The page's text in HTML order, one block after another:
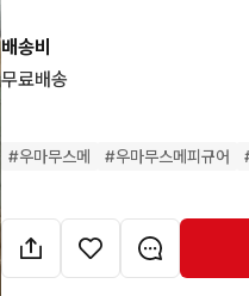
배송비
무료배송
#우마무스메 #우마무스메피규어